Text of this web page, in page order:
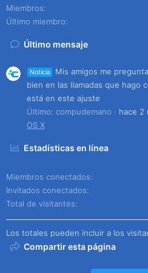
Miembros
Último miembro
Último mensaje
Noticia
Mis amigos me
bien en las llamadas que hago
está en este ajuste
Último: compudemano
hace 2
OS X
Estadísticas en línea
Miembros conectados
Invitados conectados
Total de visitantes
Los totales pueden incluir a los
Compartir esta página